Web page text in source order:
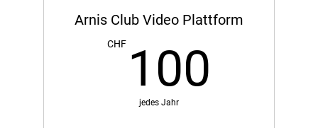
Arnis Club Video Plattform
CHF 100
jedes Jahr